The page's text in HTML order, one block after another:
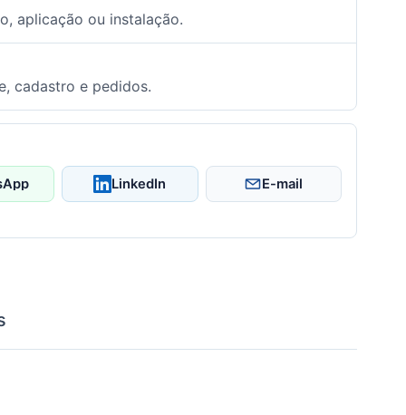
aplicação ou instalação.
cadastro e pedidos.
LinkedIn E-mail